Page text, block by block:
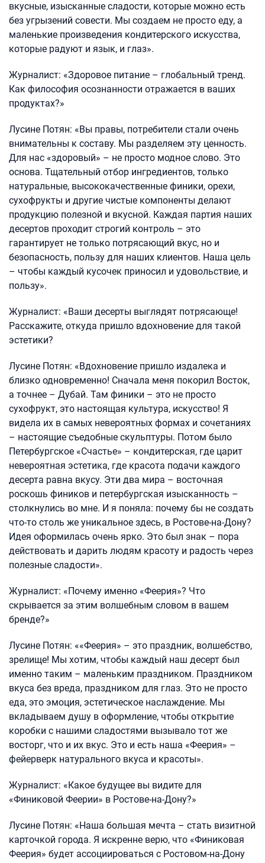
вкусные, изысканные сладости, которые можно есть
без угрызений совести. Мы создаем не просто еду, а
маленькие произведения кондитерского искусства,
которые радуют и язык, и глаз».
Журналист: «Здоровое питание – глобальный тренд.
Как философия осознанности отражается в ваших
продуктах?»
Лусине Потян: «Вы правы, потребители стали очень
внимательны к составу. Мы разделяем эту ценность.
Для нас «здоровый» – не просто модное слово. Это
основа. Тщательный отбор ингредиентов, только
натуральные, высококачественные финики, орехи,
сухофрукты и другие чистые компоненты делают
продукцию полезной и вкусной. Каждая партия наших
десертов проходит строгий контроль – это
гарантирует не только потрясающий вкус, но и
безопасность, пользу для наших клиентов. Наша цель
– чтобы каждый кусочек приносил и удовольствие, и
пользу».
Журналист: «Ваши десерты выглядят потрясающе!
Расскажите, откуда пришло вдохновение для такой
эстетики?
Лусине Потян: «Вдохновение пришло издалека и
близко одновременно! Сначала меня покорил Восток,
а точнее – Дубай. Там финики – это не просто
сухофрукт, это настоящая культура, искусство! Я
видела их в самых невероятных формах и сочетаниях
– настоящие съедобные скульптуры. Потом было
Петербургское «Счастье» – кондитерская, где царит
невероятная эстетика, где красота подачи каждого
десерта равна вкусу. Эти два мира – восточная
роскошь фиников и петербургская изысканность –
столкнулись во мне. И я поняла: почему бы не создать
что-то столь же уникальное здесь, в Ростове-на-Дону?
Идея оформилась очень ярко. Это был знак – пора
действовать и дарить людям красоту и радость через
полезные сладости».
Журналист: «Почему именно «Феерия»? Что
скрывается за этим волшебным словом в вашем
бренде?»
Лусине Потян: ««Феерия» – это праздник, волшебство,
зрелище! Мы хотим, чтобы каждый наш десерт был
именно таким – маленьким праздником. Праздником
вкуса без вреда, праздником для глаз. Это не просто
еда, это эмоция, эстетическое наслаждение. Мы
вкладываем душу в оформление, чтобы открытие
коробки с нашими сладостями вызывало тот же
восторг, что и их вкус. Это и есть наша «Феерия» –
фейерверк натурального вкуса и красоты».
Журналист: «Какое будущее вы видите для
«Финиковой Феерии» в Ростове-на-Дону?»
Лусине Потян: «Наша большая мечта – стать визитной
карточкой города. Я искренне верю, что «Финиковая
Феерия» будет ассоциироваться с Ростовом-на-Дону